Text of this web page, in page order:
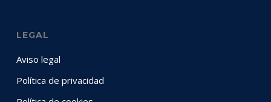
LEGAL
Aviso legal
Política de privacidad